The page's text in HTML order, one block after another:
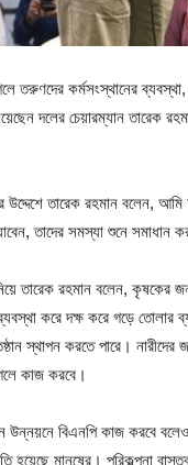
তরুণদের কর্মসংস্থানের
দলের চেয়ারম্যান তারেক
তারেক রহমান বলেন,
তাদের সমস্যা শুনে সমাধান
তারেক রহমান বলেন, কৃষকের
করে দক্ষ করে গড়ে তোলার
স্থাপন করতে পারে।
কাজ করবে।
উন্নয়নে বিএনপি কাজ করবে
হয়েছে মানুষের। পরিকল্পনা